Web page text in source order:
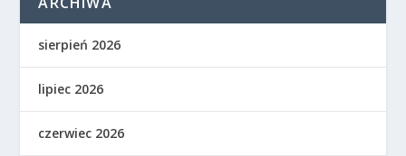
sierpień 2026
lipiec 2026
czerwiec 2026